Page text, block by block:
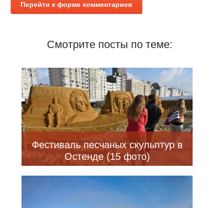
Перейти к форме комментариев
Смотрите посты по теме:
Фестиваль песчаных скульптур в
Остенде (15 фото)